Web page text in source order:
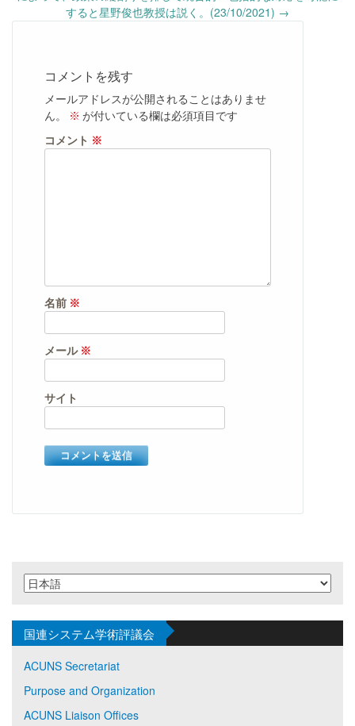
すると星野俊也教授は説く。(23/10/2021) →
コメントを残す
メールアドレスが公開されることはありませ
ん。
※ が付いている欄は必須項目です
コメント ※
名前 ※
メール ※
サイト
国連システム学術評議会
ACUNS Secretariat
Purpose and Organization
ACUNS Liaison Offices